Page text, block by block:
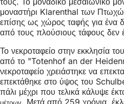
μοναστήρι Klarenthal των
επίσης ως χώρος ταφής για ένα
από τους πλούσιους τάφους δεν
Το νεκροταφείο στην εκκλησία
από το "Totenhof an der
νεκροταφείο χρειάστηκε να
επεκτάθηκε στο ύψος του
πάλι μέχρι που τελικά κάλυψε
. Μετά από 259 χρόνια,